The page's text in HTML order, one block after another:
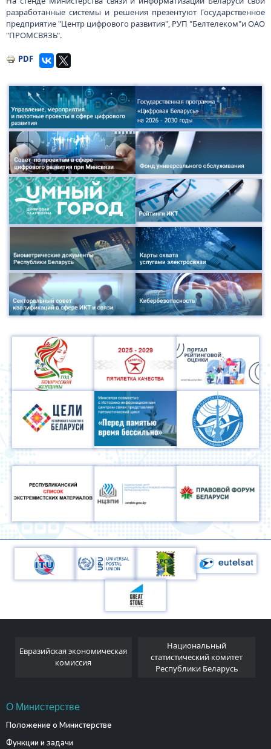
разработанные системы и решения презентуют Государственное
предприятие "Центр цифрового развития", РУП "Белтелеком"и ОАО
"ПРОМСВЯЗЬ".
PDF
Евразийская экономическая
комиссия
Национальный
статистический комитет
Республики Беларусь
О Министерстве
Положение о Министерстве
Функции и задачи